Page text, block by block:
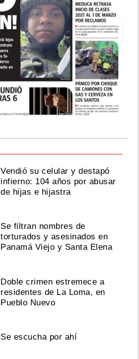
Vendió su celular y destapó
infierno: 104 años por abusar
de hijas e hijastra
Se filtran nombres de
torturados y asesinados en
Panamá Viejo y Santa Elena
Doble crimen estremece a
residentes de La Loma, en
Pueblo Nuevo
Se escucha por ahí